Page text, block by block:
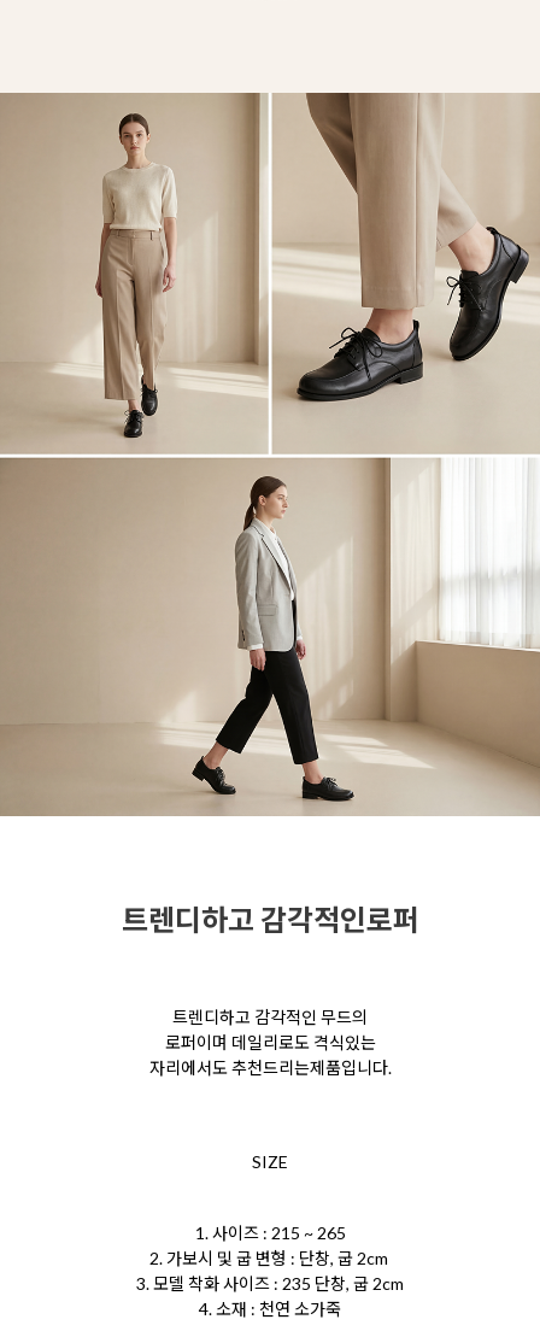
트렌디하고 감각적인로퍼
트렌디하고 감각적인 무드의
로퍼이며 데일리로도 격식있는
자리에서도 추천드리는제품입니다.
SIZE
1. 사이즈 : 215 ~ 265
2. 가보시 및 굽 변형 : 단창, 굽 2cm
3. 모델 착화 사이즈 : 235 단창, 굽 2cm
4. 소재 : 천연 소가죽